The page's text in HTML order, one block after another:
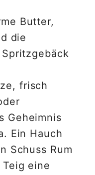
Butter,
die
frisch
Geheimnis
Ein Hauch
Schuss Rum
eine